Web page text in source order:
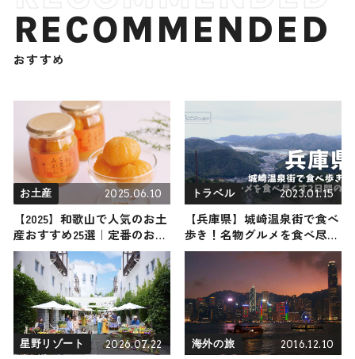
RECOMMENDED
おすすめ
お土産 2025.06.10
【2025】和歌山で人気のお土
産おすすめ25選｜定番のお菓
子からおしゃれなお土産・ば
らまき用まで幅広く紹介
トラベル 2023.01.15
【兵庫県】城崎温泉街で食べ
歩き！名物グルメを食べ尽く
す2日間の旅
星野リゾート 2026.07.22 海外の旅 2016.12.10